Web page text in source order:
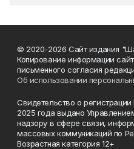
© 2020-2026 Сайт издания
Копирование информации
письменного согласия
Об использовании
Свидетельство о
2025 года выдано
надзору в сфере связи,
массовых коммуникаций по
Возрастная категория 12+